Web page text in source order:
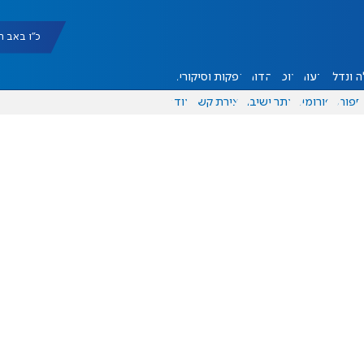
כ"ו באב
ונדל"ן דעות אוכל יהדות הפקות וסיקורים
ספורט פורומים אתר ישיבה יצירת קשר עוד